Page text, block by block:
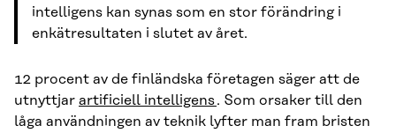
intelligens kan synas som en stor förändring i
enkätresultaten i slutet av året.
12 procent av de finländska företagen säger att de
utnyttjar artificiell intelligens. Som orsaker till den
låga användningen av teknik lyfter man fram bristen